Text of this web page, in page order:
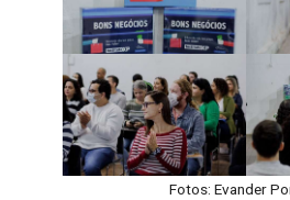
Fotos: Evander